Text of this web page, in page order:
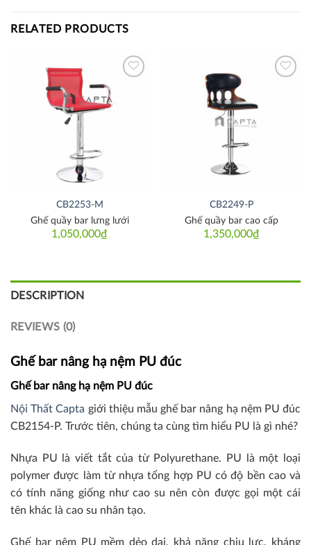
RELATED PRODUCTS
CB2253-M
1,050,000₫
Ghế quầy bar lưng lưới
CB2249-P
1,350,000₫
Ghế quầy bar cao cấp
DESCRIPTION
REVIEWS (0)
Ghế bar nâng hạ nệm PU đúc
Ghế bar nâng hạ nệm PU đúc
Nội Thất Capta giới thiệu mẫu ghế bar nâng hạ nệm PU đúc
CB2154-P. Trước tiên, chúng ta cùng tìm hiểu PU là gì nhé?
Nhựa PU là viết tắt của từ Polyurethane. PU là một loại
polymer được làm từ nhựa tổng hợp PU có độ bền cao và
có tính năng giống như cao su nên còn được gọi một cái
tên khác là cao su nhân tạo.
Ghế bar nệm PU mềm dẻo dai, khả năng chịu lực, kháng